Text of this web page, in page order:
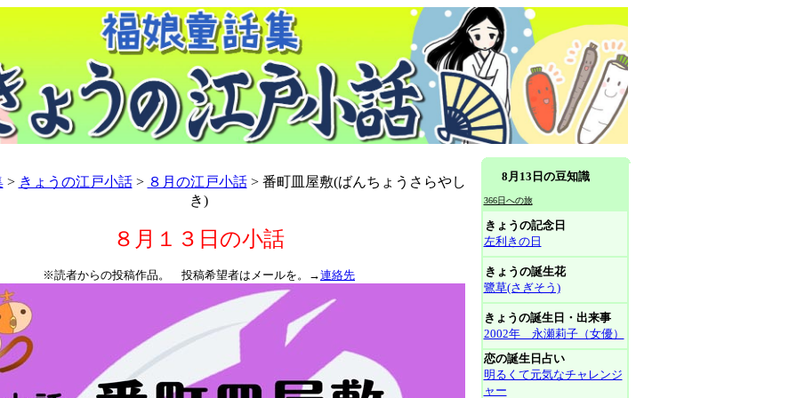
> きょうの江戸小話> ８月の江戸小話> 番町皿屋敷(ばんちょうさらやし
き)
８月１３日の小話
※読者からの投稿作品。 投稿希望者はメールを。→連絡先
8月13日の豆知識
366日への旅
きょうの記念日
左利きの日
きょうの誕生花
鷺草(さぎそう)
きょうの誕生日・出来事
2002年 永瀬莉子（女優）
恋の誕生日占い
明るくて元気なチャレンジ
ャー